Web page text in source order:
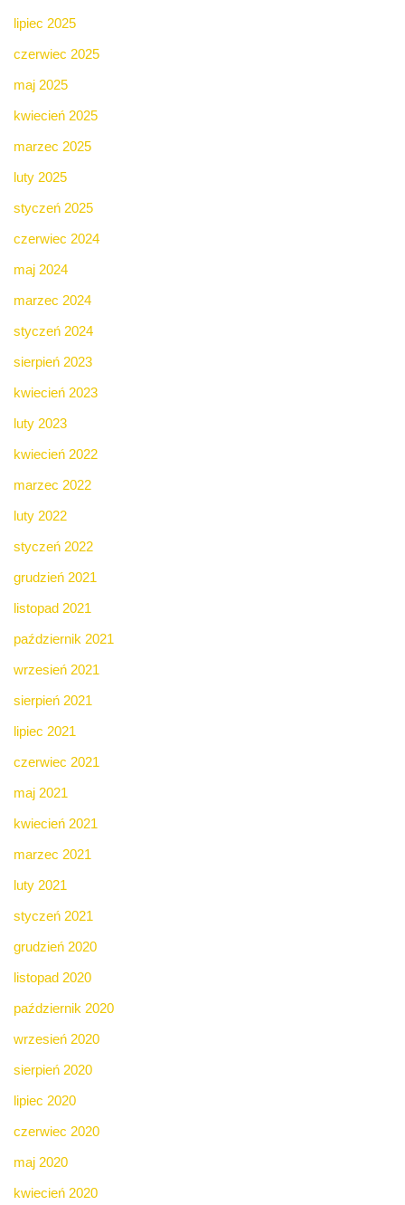
lipiec 2025
czerwiec 2025
maj 2025
kwiecień 2025
marzec 2025
luty 2025
styczeń 2025
czerwiec 2024
maj 2024
marzec 2024
styczeń 2024
sierpień 2023
kwiecień 2023
luty 2023
kwiecień 2022
marzec 2022
luty 2022
styczeń 2022
grudzień 2021
listopad 2021
październik 2021
wrzesień 2021
sierpień 2021
lipiec 2021
czerwiec 2021
maj 2021
kwiecień 2021
marzec 2021
luty 2021
styczeń 2021
grudzień 2020
listopad 2020
październik 2020
wrzesień 2020
sierpień 2020
lipiec 2020
czerwiec 2020
maj 2020
kwiecień 2020